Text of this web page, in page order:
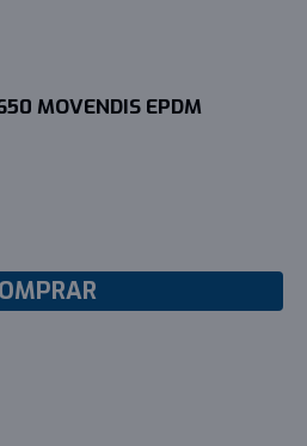
MOVENDIS EPDM